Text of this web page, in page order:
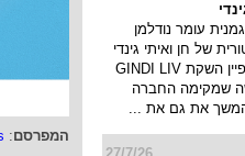
המפרסם:
עומר נודלמן
של חן ואיתי גינדי
ותוביל את קמפיין השקת GINDI LIV
שמקימה החברה
את גם את ...